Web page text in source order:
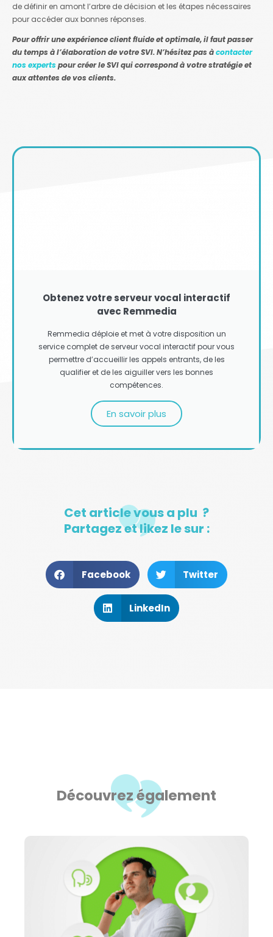
de définir en amont l’arbre de décision et les étapes nécessaires
pour accéder aux bonnes réponses.
Pour offrir une expérience client fluide et optimale, il faut passer
du temps à l’élaboration de votre SVI. N’hésitez pas àcontacter
nos experts pour créer le SVI qui correspond à votre stratégie et
aux attentes de vos clients.
Obtenez votre serveur vocal interactif
avec Remmedia
Remmedia déploie et met à votre disposition un
service complet de serveur vocal interactif pour vous
permettre d’accueillir les appels entrants, de les
qualifier et de les aiguiller vers les bonnes
compétences.
En savoir plus
Cet article vous a plu ?
Partagez et likez le sur :
Facebook Twitter
LinkedIn
Découvrez également